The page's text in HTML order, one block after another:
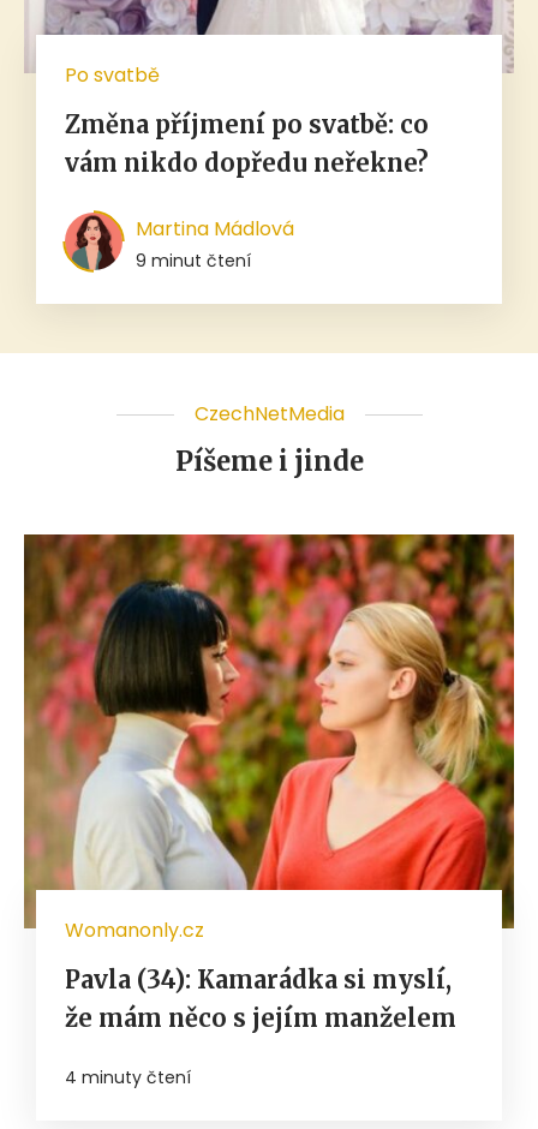
Po svatbě
Změna příjmení po svatbě: co
vám nikdo dopředu neřekne?
Martina Mádlová
9 minut čtení
CzechNetMedia
Píšeme i jinde
Womanonly.cz
Pavla (34): Kamarádka si myslí,
že mám něco s jejím manželem
4 minuty čtení